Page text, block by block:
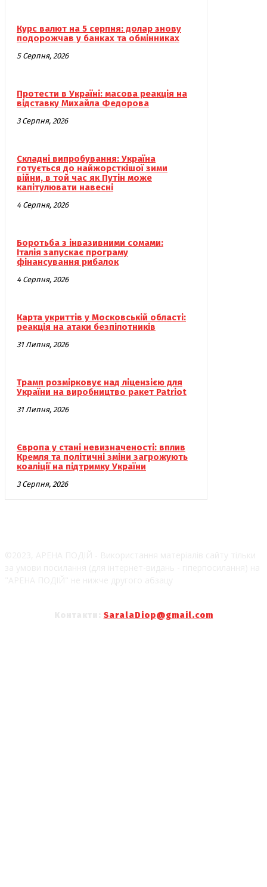
Курс валют на 5 серпня: долар знову
подорожчав у банках та обмінниках
5 Серпня, 2026
Протести в Україні: масова реакція на
відставку Михайла Федорова
3 Серпня, 2026
Складні випробування: Україна
готується до найжорсткішої зими
війни, в той час як Путін може
капітулювати навесні
4 Серпня, 2026
Боротьба з інвазивними сомами:
Італія запускає програму
фінансування рибалок
4 Серпня, 2026
Карта укриттів у Московській області:
реакція на атаки безпілотників
31 Липня, 2026
Трамп розмірковує над ліцензією для
України на виробництво ракет Patriot
31 Липня, 2026
Європа у стані невизначеності: вплив
Кремля та політичні зміни загрожують
коаліції на підтримку України
3 Серпня, 2026
SaralaDiop@gmail.com